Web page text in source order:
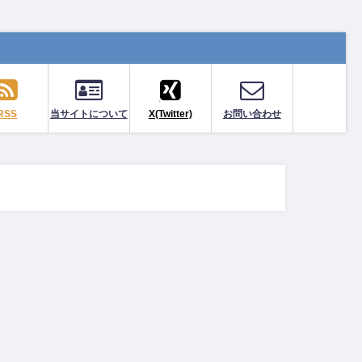
当サイトについて X(Twitter) お問い合わせ